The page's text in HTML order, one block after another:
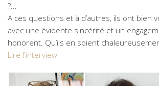
?...
A ces questions et à d’autres, ils ont bien
avec une évidente sincérité et un
honorent. Qu’ils en soient
Lire l'interview